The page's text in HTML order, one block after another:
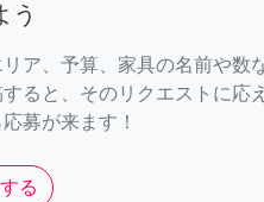
う
ア、予算、家具の名前や数
ると、そのリクエストに応
募が来ます！
る